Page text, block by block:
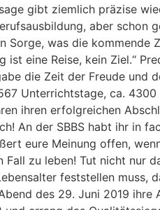
gibt ziemlich präzise
aber schon
Sorge, was die kommende
eine Reise, kein Ziel.“
die Zeit der Freude und
Unterrichtstage, ca. 4300
ihren erfolgreichen
An der SBBS habt ihr in
eure Meinung offen,
zu leben! Tut nicht nur
feststellen muss,
des 29. Juni 2019 ihre